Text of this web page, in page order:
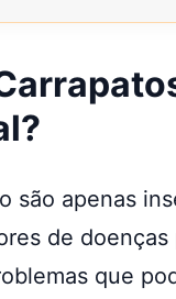
são apenas
de
que